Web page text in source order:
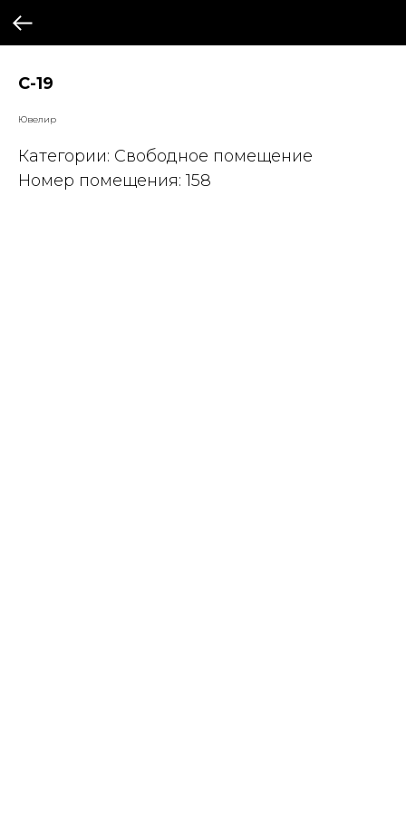
С-19
Ювелир
Категории: Свободное помещение
Номер помещения: 158